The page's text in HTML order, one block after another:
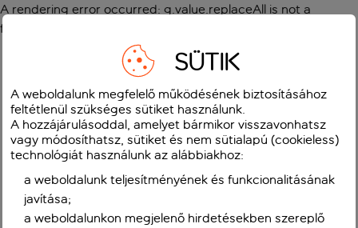
A rendering error occurred: g.value.replaceAll is not a
function
SÜTIK
A weboldalunk megfelelő működésének biztosításához
feltétlenül szükséges sütiket használunk.
A hozzájárulásoddal, amelyet bármikor visszavonhatsz
vagy módosíthatsz, sütiket és nem sütialapú (cookieless)
technológiát használunk az alábbiakhoz:
a weboldalunk teljesítményének és funkcionalitásának
javítása;
a weboldalunkon megjelenő hirdetésekben szereplő